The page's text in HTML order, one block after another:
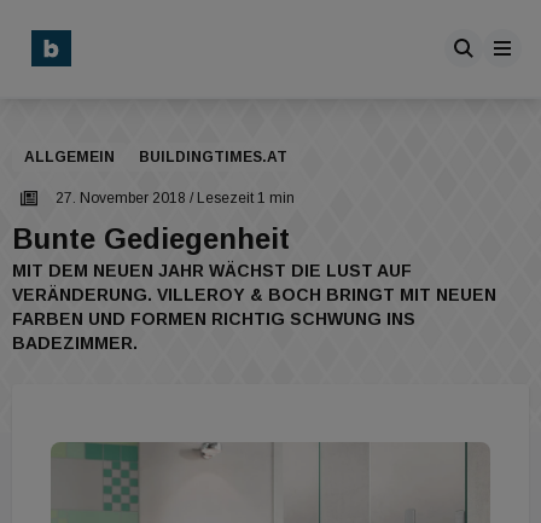
ALLGEMEIN BUILDINGTIMES.AT
27. November 2018 / Lesezeit 1 min
Bunte Gediegenheit
MIT DEM NEUEN JAHR WÄCHST DIE LUST AUF
VERÄNDERUNG. VILLEROY & BOCH BRINGT MIT NEUEN
FARBEN UND FORMEN RICHTIG SCHWUNG INS
BADEZIMMER.